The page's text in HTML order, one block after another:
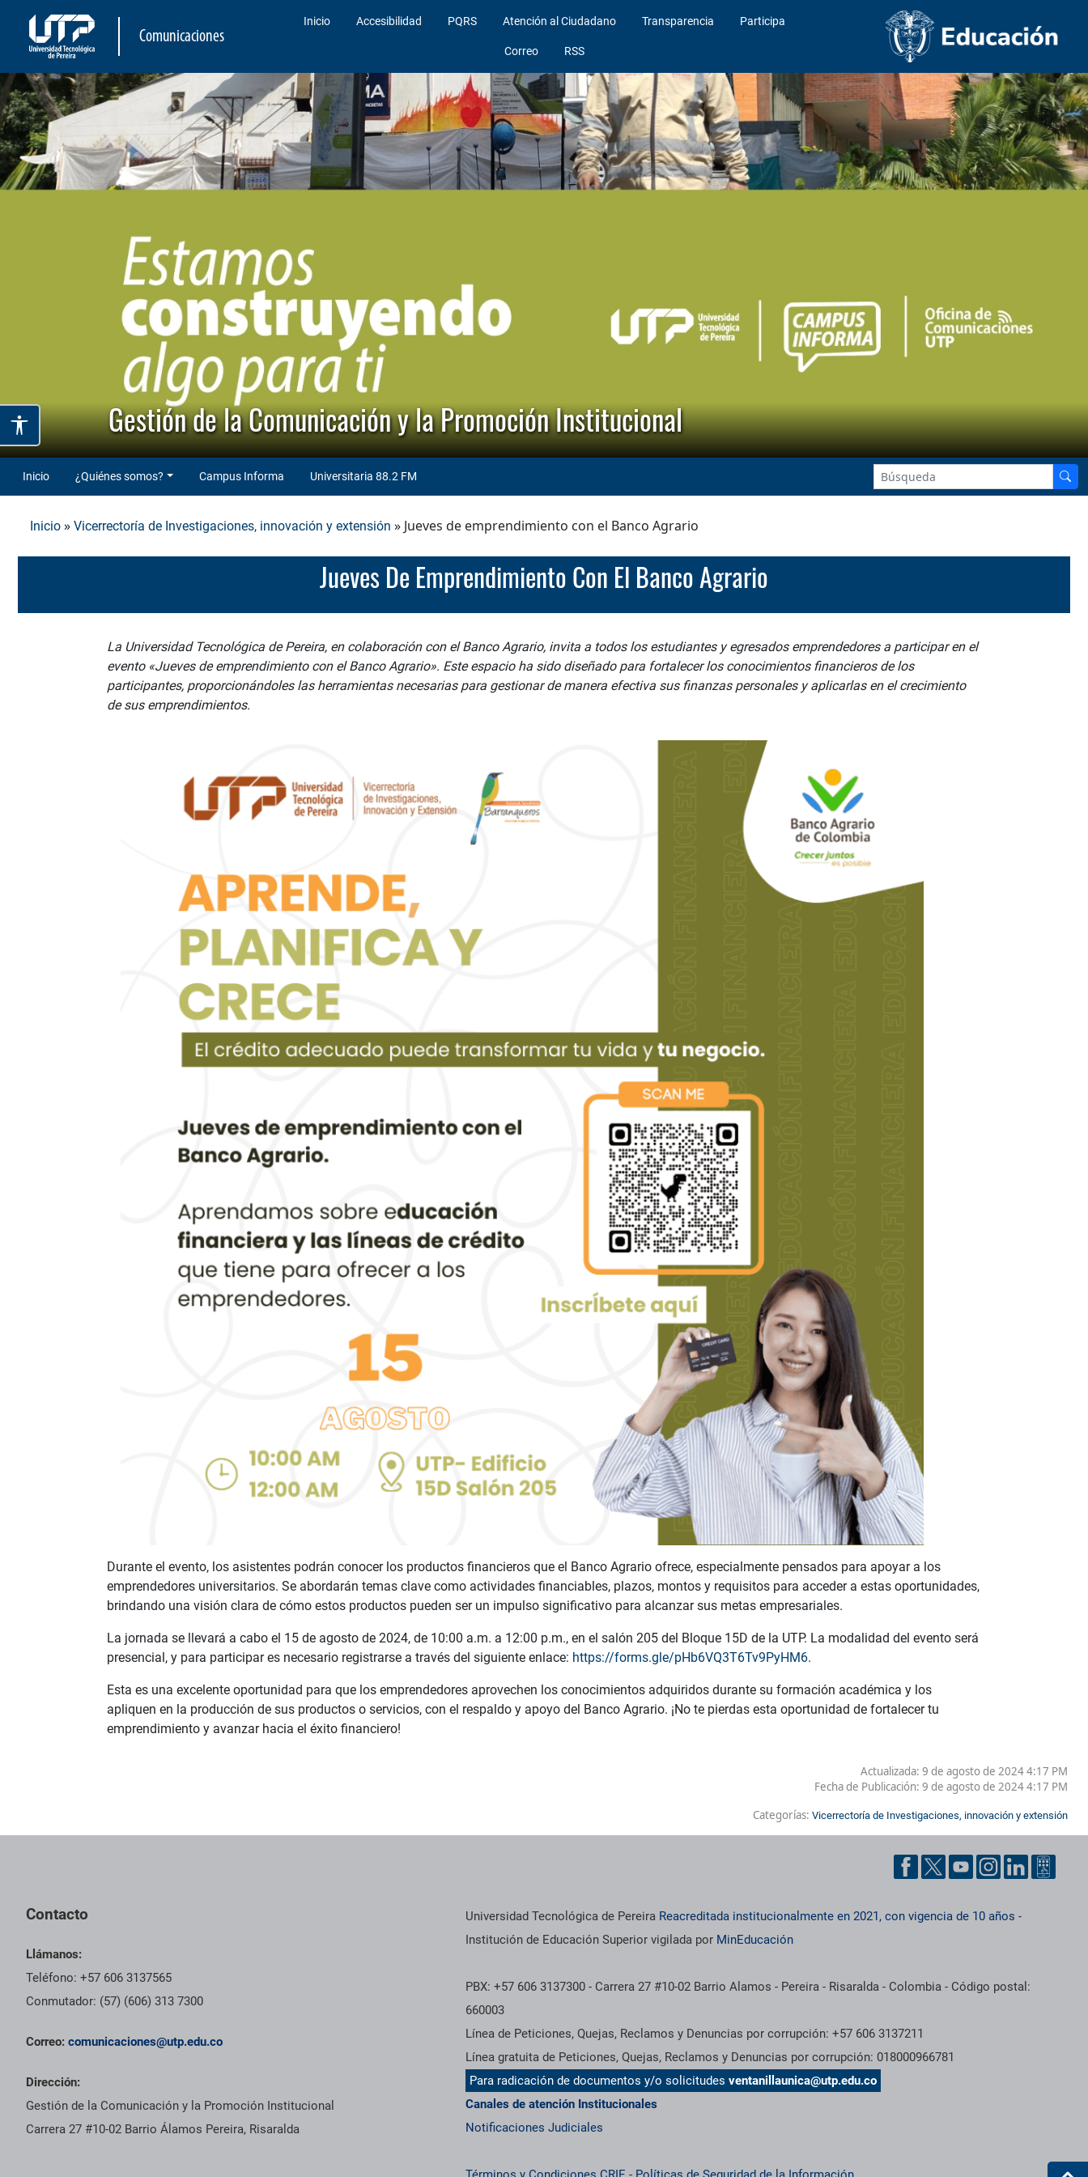
Comunicaciones
Inicio Accesibilidad PQRS Atención al Ciudadano Transparencia Participa
Correo RSS
Gestión de la Comunicación y la Promoción Institucional
Inicio ¿Quiénes somos? Campus Informa Universitaria 88.2 FM
Inicio » Vicerrectoría de Investigaciones, innovación y extensión » Jueves de emprendimiento con el Banco Agrario
Jueves De Emprendimiento Con El Banco Agrario
La Universidad Tecnológica de Pereira, en colaboración con el Banco Agrario, invita a todos los estudiantes y egresados emprendedores a participar en el
evento «Jueves de emprendimiento con el Banco Agrario». Este espacio ha sido diseñado para fortalecer los conocimientos financieros de los
participantes, proporcionándoles las herramientas necesarias para gestionar de manera efectiva sus finanzas personales y aplicarlas en el crecimiento
de sus emprendimientos.
Durante el evento, los asistentes podrán conocer los productos financieros que el Banco Agrario ofrece, especialmente pensados para apoyar a los
emprendedores universitarios. Se abordarán temas clave como actividades financiables, plazos, montos y requisitos para acceder a estas oportunidades,
brindando una visión clara de cómo estos productos pueden ser un impulso significativo para alcanzar sus metas empresariales.
La jornada se llevará a cabo el 15 de agosto de 2024, de 10:00 a.m. a 12:00 p.m., en el salón 205 del Bloque 15D de la UTP. La modalidad del evento será
presencial, y para participar es necesario registrarse a través del siguiente enlace: https://forms.gle/pHb6VQ3T6Tv9PyHM6.
Esta es una excelente oportunidad para que los emprendedores aprovechen los conocimientos adquiridos durante su formación académica y los
apliquen en la producción de sus productos o servicios, con el respaldo y apoyo del Banco Agrario. ¡No te pierdas esta oportunidad de fortalecer tu
emprendimiento y avanzar hacia el éxito financiero!
Actualizada: 9 de agosto de 2024 4:17 PM
Fecha de Publicación: 9 de agosto de 2024 4:17 PM
Categorías: Vicerrectoría de Investigaciones, innovación y extensión
Contacto
Llámanos:
Teléfono: +57 606 3137565
Conmutador: (57) (606) 313 7300
Correo: comunicaciones@utp.edu.co
Dirección:
Gestión de la Comunicación y la Promoción Institucional
Carrera 27 #10-02 Barrio Álamos Pereira, Risaralda
Universidad Tecnológica de Pereira Reacreditada institucionalmente en 2021, con vigencia de 10 años -
Institución de Educación Superior vigilada por MinEducación
PBX: +57 606 3137300 - Carrera 27 #10-02 Barrio Alamos - Pereira - Risaralda - Colombia - Código postal:
660003
Línea de Peticiones, Quejas, Reclamos y Denuncias por corrupción: +57 606 3137211
Línea gratuita de Peticiones, Quejas, Reclamos y Denuncias por corrupción: 018000966781
Para radicación de documentos y/o solicitudesventanillaunica@utp.edu.co
Canales de atención Institucionales
Notificaciones Judiciales